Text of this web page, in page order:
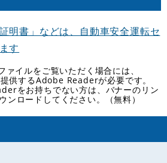
明書」などは、自動車安全運転セ
す
ァイルをご覧いただく場合には、
供するAdobe Readerが必要です。
をお持ちでない方は、バナーのリン
ンロードしてください。（無料）